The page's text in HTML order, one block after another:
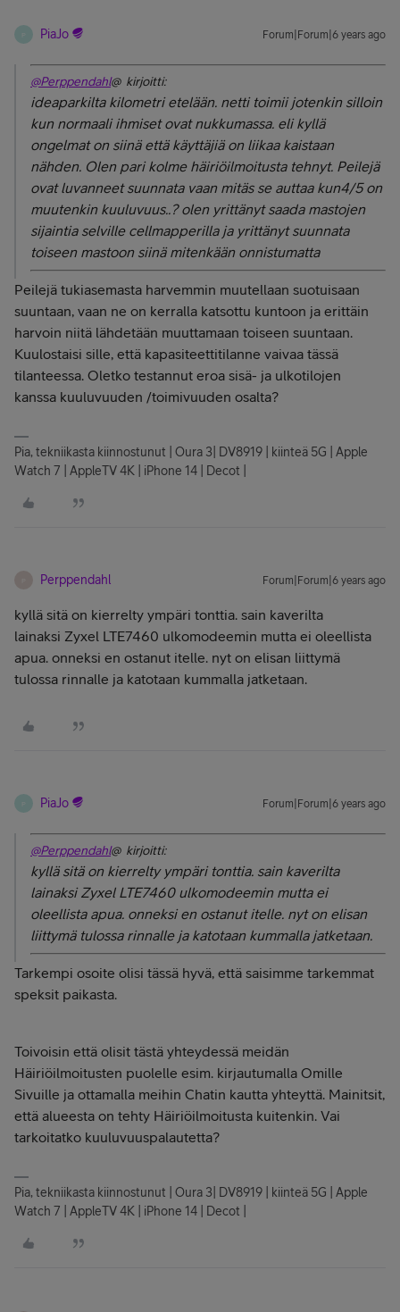
PiaJo Forum|Forum|6 years ago
@Perppendahl@ kirjoitti:
ideaparkilta kilometri etelään. netti toimii jotenkin silloin
kun normaali ihmiset ovat nukkumassa. eli kyllä
ongelmat on siinä että käyttäjiä on liikaa kaistaan
nähden. Olen pari kolme häiriöilmoitusta tehnyt. Peilejä
ovat luvanneet suunnata vaan mitäs se auttaa kun4/5 on
muutenkin kuuluvuus..? olen yrittänyt saada mastojen
sijaintia selville cellmapperilla ja yrittänyt suunnata
toiseen mastoon siinä mitenkään onnistumatta
Peilejä tukiasemasta harvemmin muutellaan suotuisaan
suuntaan, vaan ne on kerralla katsottu kuntoon ja erittäin
harvoin niitä lähdetään muuttamaan toiseen suuntaan.
Kuulostaisi sille, että kapasiteettitilanne vaivaa tässä
tilanteessa. Oletko testannut eroa sisä- ja ulkotilojen
kanssa kuuluvuuden /toimivuuden osalta?
Pia, tekniikasta kiinnostunut | Oura 3| DV8919 | kiinteä 5G | Apple
Watch 7 | AppleTV 4K | iPhone 14 | Decot |
Perppendahl Forum|Forum|6 years ago
kyllä sitä on kierrelty ympäri tonttia. sain kaverilta
lainaksi Zyxel LTE7460 ulkomodeemin mutta ei oleellista
apua. onneksi en ostanut itelle. nyt on elisan liittymä
tulossa rinnalle ja katotaan kummalla jatketaan.
PiaJo Forum|Forum|6 years ago
@Perppendahl@ kirjoitti:
kyllä sitä on kierrelty ympäri tonttia. sain kaverilta
lainaksiZyxel LTE7460 ulkomodeemin mutta ei
oleellista apua. onneksi en ostanut itelle. nyt on elisan
liittymä tulossa rinnalle ja katotaan kummalla jatketaan.
Tarkempi osoite olisi tässä hyvä, että saisimme tarkemmat
speksit paikasta.
Toivoisin että olisit tästä yhteydessä meidän
Häiriöilmoitusten puolelle esim. kirjautumalla Omille
Sivuille ja ottamalla meihin Chatin kautta yhteyttä. Mainitsit,
että alueesta on tehty Häiriöilmoitusta kuitenkin. Vai
tarkoitatko kuuluvuuspalautetta?
Pia, tekniikasta kiinnostunut | Oura 3| DV8919 | kiinteä 5G | Apple
Watch 7 | AppleTV 4K | iPhone 14 | Decot |